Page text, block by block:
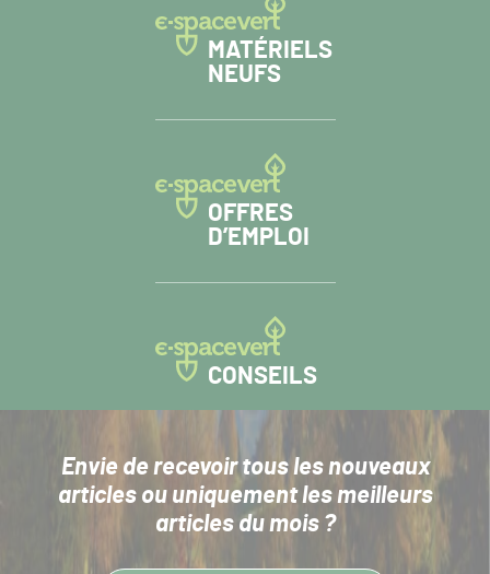
MATÉRIELS
NEUFS
OFFRES
D’EMPLOI
CONSEILS
Envie de recevoir tous les nouveaux
articlesou uniquement les meilleurs
articles du mois ?